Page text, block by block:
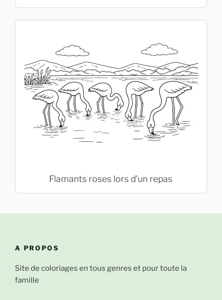
Flamants roses lors d’un repas
A PROPOS
Site de coloriages en tous genres et pour toute la
famille